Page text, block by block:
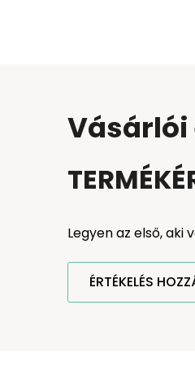
Legyen az első,
ÉRTÉKELÉS